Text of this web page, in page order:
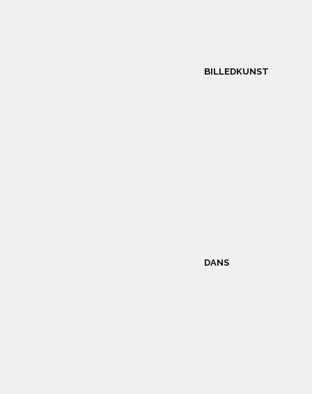
BILLEDKUNST
DANS